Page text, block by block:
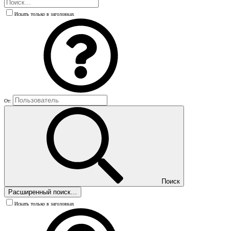
Искать только в заголовках
От:
Поиск
Расширенный поиск…
Искать только в заголовках